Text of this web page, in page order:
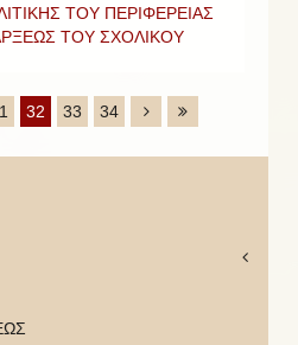
ΤΟΥ ΠΕΡΙΦΕΡΕΙΑΣ
ΤΟΥ ΣΧΟΛΙΚΟΥ
32 33 34